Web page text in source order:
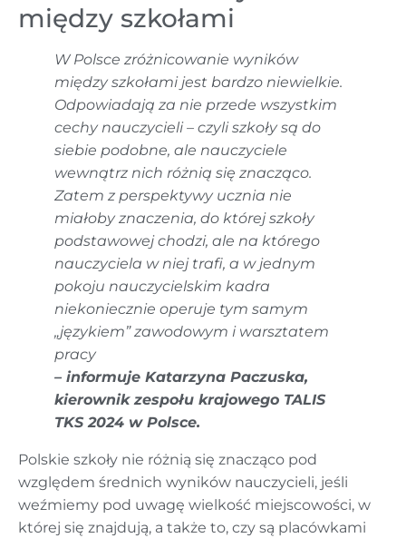
między szkołami
W Polsce zróżnicowanie wyników
między szkołami jest bardzo niewielkie.
Odpowiadają za nie przede wszystkim
cechy nauczycieli – czyli szkoły są do
siebie podobne, ale nauczyciele
wewnątrz nich różnią się znacząco.
Zatem z perspektywy ucznia nie
miałoby znaczenia, do której szkoły
podstawowej chodzi, ale na którego
nauczyciela w niej trafi, a w jednym
pokoju nauczycielskim kadra
niekoniecznie operuje tym samym
„językiem” zawodowym i warsztatem
pracy
– informuje Katarzyna Paczuska,
kierownik zespołu krajowego TALIS
TKS 2024 w Polsce.
Polskie szkoły nie różnią się znacząco pod
względem średnich wyników nauczycieli, jeśli
weźmiemy pod uwagę wielkość miejscowości, w
której się znajdują, a także to, czy są placówkami